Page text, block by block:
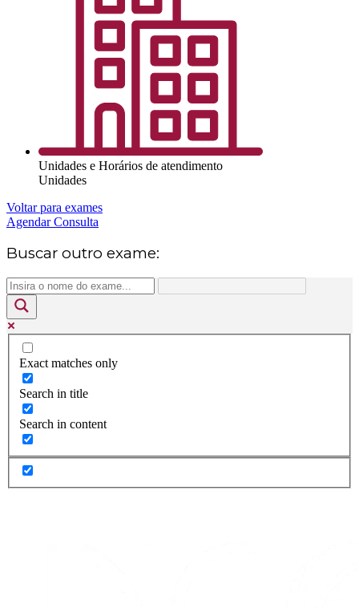
Unidades e Horários de atendimento
Unidades
Voltar para exames
Agendar Consulta
Buscar outro exame:
Exact matches only
Search in title
Search in content